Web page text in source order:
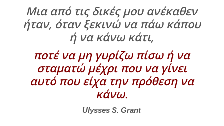
Μια από τις δικές μου ανέκαθεν
ήταν, όταν ξεκινώ να πάω κάπου
ή να κάνω κάτι,
ποτέ να μη γυρίζω πίσω ή να
σταματώ μέχρι που να γίνει
αυτό που είχα την πρόθεση να
κάνω.
Ulysses S. Grant